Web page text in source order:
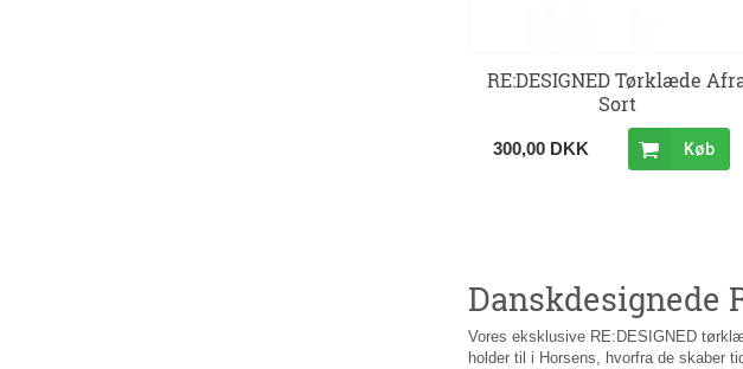
RE:DESIGNED Tørklæde
Sort
300,00 DKK Køb
Danskdesignede
Vores eksklusive RE:DESIGNED
holder til i Horsens, hvorfra de skaber